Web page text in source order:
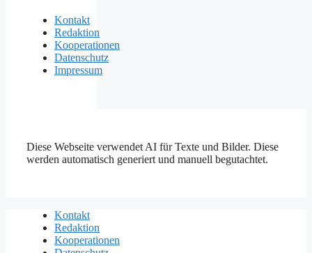
Kontakt
Redaktion
Kooperationen
Datenschutz
Impressum
Diese Webseite verwendet AI für Texte und Bilder. Diese
werden automatisch generiert und manuell begutachtet.
Kontakt
Redaktion
Kooperationen